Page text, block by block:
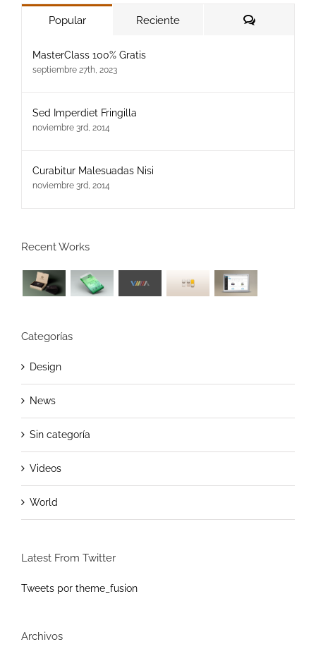
Popular Reciente Comentarios
MasterClass 100% Gratis
septiembre 27th, 2023
Sed Imperdiet Fringilla
noviembre 3rd, 2014
Curabitur Malesuadas Nisi
noviembre 3rd, 2014
Recent Works
Categorías
Design
News
Sin categoría
Videos
World
Latest From Twitter
Tweets por theme_fusion
Archivos